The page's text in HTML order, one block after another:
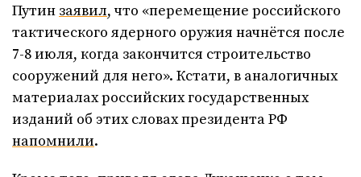
Путин заявил, что «перемещение российского
тактического ядерного оружия начнётся после
7-8 июля, когда закончится строительство
сооружений для него». Кстати, в аналогичных
материалах российских государственных
изданий об этих словах президента РФ
напомнили.